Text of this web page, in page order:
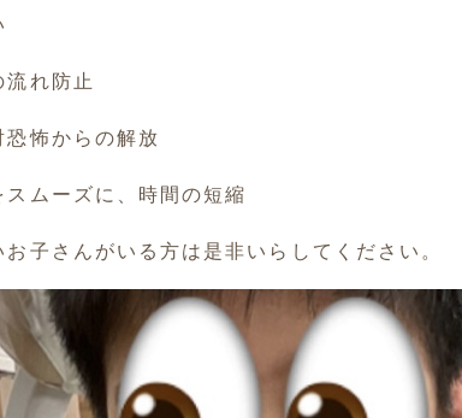
れ防止
怖からの解放
ムーズに、時間の短縮
子さんがいる方は是非いらしてください。